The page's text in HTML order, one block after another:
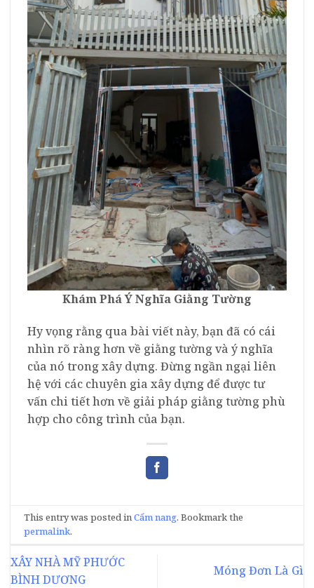
Khám Phá Ý Nghĩa Giằng Tường
Hy vọng rằng qua bài viết này, bạn đã có cái
nhìn rõ ràng hơn về giằng tường và ý nghĩa
của nó trong xây dựng. Đừng ngần ngại liên
hệ với các chuyên gia xây dựng để được tư
vấn chi tiết hơn về giải pháp giằng tường phù
hợp cho công trình của bạn.
This entry was posted inCẩm nang. Bookmark the
permalink.
XÂY NHÀ MỸ PHƯỚC
BÌNH DƯƠNG
Móng Đơn Là Gì